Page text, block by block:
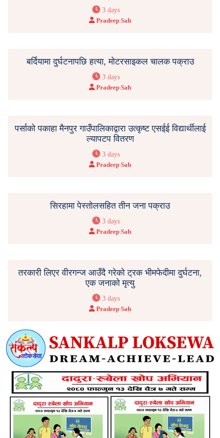
3 days
Pradeep Sah
बर्दियामा दुर्घटनापछि हत्या, मोटरसाइकल चालक पक्राउ
3 days
Pradeep Sah
पर्साको पकाहा मैनपुर गाउँपालिकाद्वारा उत्कृष्ट एसईई विद्यार्थीलाई
ल्यापटप वितरण
3 days
Pradeep Sah
सिरहामा पेस्तोलसहित तीन जना पक्राउ
3 days
Pradeep Sah
तरकारी लिएर वीरगन्ज आउँदै गरेको ट्रक भीमफेदीमा दुर्घटना,
एक जनाको मृत्यु
3 days
Pradeep Sah